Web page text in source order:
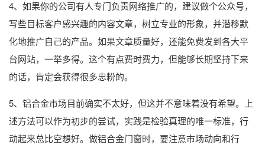
4、如果你的公司有人专门负责网络推广的，建议做个公众号，
写些目标客户感兴趣的内容文章，树立专业的形象，并潜移默
化地推广自己的产品。如果文章质量好，还能免费发到各大平
台网站，一举多得。这个有点费时费力，但能够长期坚持下来
的话，肯定会获得很多忠粉的。
5、铝合金市场目前确实不太好，但这并不意味着没有希望。上
述方法可以作为初步的尝试，实践是检验真理的唯一标准，行
动起来总比空想好。做铝合金门窗时，要注意市场动向和行